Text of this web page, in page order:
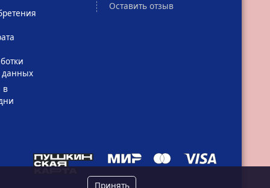
данных
в
Оставить отзыв
Принять